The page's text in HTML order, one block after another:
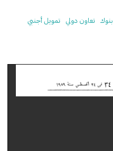
بنوك تعاون دولي تمويل أجنبي